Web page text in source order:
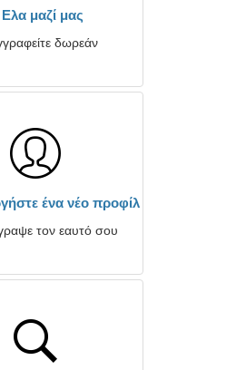
Ελα μαζί μας
δωρεάν
ένα νέο προφίλ
τον εαυτό σου